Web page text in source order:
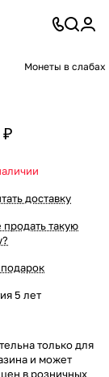
Монеты в
доставку
продать такую
5 лет
только для
и может
цен в розничных